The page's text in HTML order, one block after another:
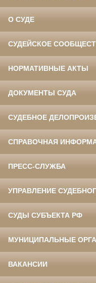
О СУДЕ
СУДЕЙСКОЕ
НОРМАТИВНЫЕ АКТЫ
ДОКУМЕНТЫ СУДА
СУДЕБНОЕ
СПРАВОЧНАЯ
ПРЕСС-СЛУЖБА
УПРАВЛЕНИЕ
СУДЫ СУБЪЕКТА РФ
МУНИЦИПАЛЬНЫЕ
ВАКАНСИИ